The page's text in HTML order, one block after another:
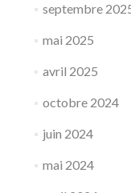
septembre
mai 2025
avril 2025
octobre 2024
juin 2024
mai 2024